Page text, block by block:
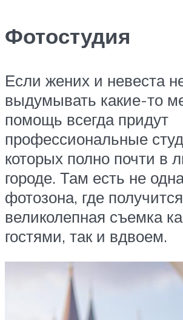
Фотостудия
Если жених и невеста
выдумывать какие-то
помощь всегда придут
профессиональные
которых полно почти в
городе. Там есть не
фотозона, где получится
великолепная съемка
гостями, так и вдвоем.